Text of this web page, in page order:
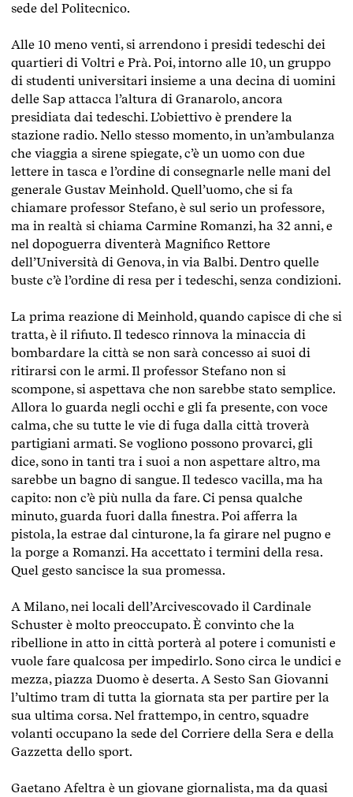
sede del Politecnico.
Alle 10 meno venti, si arrendono i presidi tedeschi dei
quartieri di Voltri e Prà. Poi, intorno alle 10, un gruppo
di studenti universitari insieme a una decina di uomini
delle Sap attacca l’altura di Granarolo, ancora
presidiata dai tedeschi. L’obiettivo è prendere la
stazione radio. Nello stesso momento, in un’ambulanza
che viaggia a sirene spiegate, c’è un uomo con due
lettere in tasca e l’ordine di consegnarle nelle mani del
generale Gustav Meinhold. Quell’uomo, che si fa
chiamare professor Stefano, è sul serio un professore,
ma in realtà si chiama Carmine Romanzi, ha 32 anni, e
nel dopoguerra diventerà Magnifico Rettore
dell’Università di Genova, in via Balbi. Dentro quelle
buste c’è l’ordine di resa per i tedeschi, senza condizioni.
La prima reazione di Meinhold, quando capisce di che si
tratta, è il rifiuto. Il tedesco rinnova la minaccia di
bombardare la città se non sarà concesso ai suoi di
ritirarsi con le armi. Il professor Stefano non si
scompone, si aspettava che non sarebbe stato semplice.
Allora lo guarda negli occhi e gli fa presente, con voce
calma, che su tutte le vie di fuga dalla città troverà
partigiani armati. Se vogliono possono provarci, gli
dice, sono in tanti tra i suoi a non aspettare altro, ma
sarebbe un bagno di sangue. Il tedesco vacilla, ma ha
capito: non c’è più nulla da fare. Ci pensa qualche
minuto, guarda fuori dalla finestra. Poi afferra la
pistola, la estrae dal cinturone, la fa girare nel pugno e
la porge a Romanzi. Ha accettato i termini della resa.
Quel gesto sancisce la sua promessa.
A Milano, nei locali dell’Arcivescovado il Cardinale
Schuster è molto preoccupato. È convinto che la
ribellione in atto in città porterà al potere i comunisti e
vuole fare qualcosa per impedirlo. Sono circa le undici e
mezza, piazza Duomo è deserta. A Sesto San Giovanni
l’ultimo tram di tutta la giornata sta per partire per la
sua ultima corsa. Nel frattempo, in centro, squadre
volanti occupano la sede del Corriere della Sera e della
Gazzetta dello sport.
Gaetano Afeltra è un giovane giornalista, ma da quasi